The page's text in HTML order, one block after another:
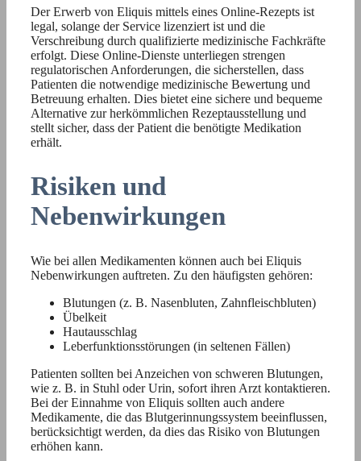
Der Erwerb von Eliquis mittels eines Online-Rezepts ist
legal, solange der Service lizenziert ist und die
Verschreibung durch qualifizierte medizinische Fachkräfte
erfolgt. Diese Online-Dienste unterliegen strengen
regulatorischen Anforderungen, die sicherstellen, dass
Patienten die notwendige medizinische Bewertung und
Betreuung erhalten. Dies bietet eine sichere und bequeme
Alternative zur herkömmlichen Rezeptausstellung und
stellt sicher, dass der Patient die benötigte Medikation
erhält.
Risiken und
Nebenwirkungen
Wie bei allen Medikamenten können auch bei Eliquis
Nebenwirkungen auftreten. Zu den häufigsten gehören:
Blutungen (z. B. Nasenbluten, Zahnfleischbluten)
Übelkeit
Hautausschlag
Leberfunktionsstörungen (in seltenen Fällen)
Patienten sollten bei Anzeichen von schweren Blutungen,
wie z. B. in Stuhl oder Urin, sofort ihren Arzt kontaktieren.
Bei der Einnahme von Eliquis sollten auch andere
Medikamente, die das Blutgerinnungssystem beeinflussen,
berücksichtigt werden, da dies das Risiko von Blutungen
erhöhen kann.